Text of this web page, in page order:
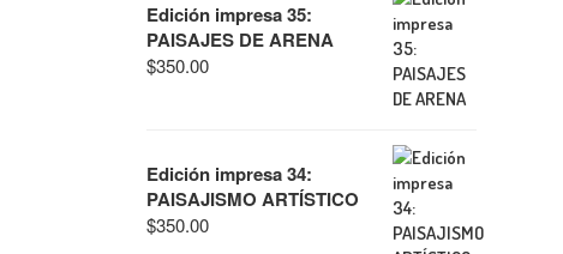
Edición impresa 35:
PAISAJES DE ARENA
$350.00
Edición impresa 34:
PAISAJISMO ARTÍSTICO
$350.00